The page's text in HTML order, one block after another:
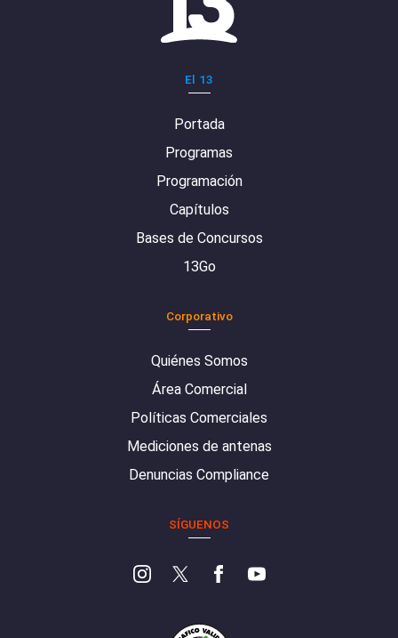
El 13
Portada
Programas
Programación
Capítulos
Bases de Concursos
13Go
Corporativo
Quiénes Somos
Área Comercial
Políticas Comerciales
Mediciones de antenas
Denuncias Compliance
SÍGUENOS